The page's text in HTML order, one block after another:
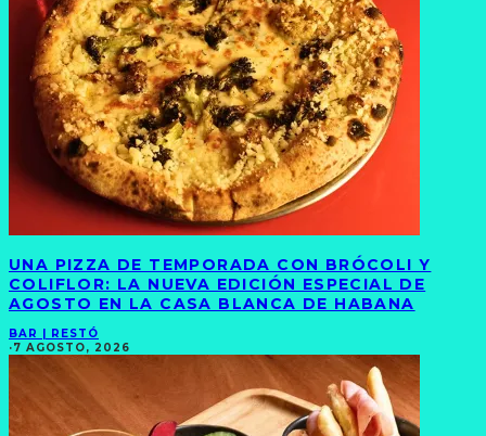
UNA PIZZA DE TEMPORADA CON BRÓCOLI Y
COLIFLOR: LA NUEVA EDICIÓN ESPECIAL DE
AGOSTO EN LA CASA BLANCA DE HABANA
BAR | RESTÓ
·7 AGOSTO, 2026